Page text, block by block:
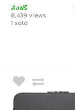
ส่งฟรี
8,439 views
1 sold